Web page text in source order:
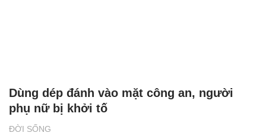
ĐỜI SỐNG
Dùng dép đánh vào mặt công an, người
phụ nữ bị khởi tố